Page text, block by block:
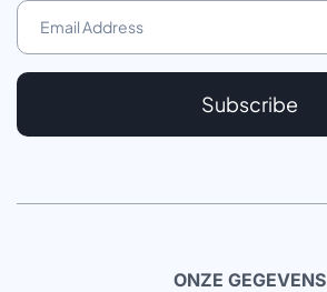
Subscribe
ONZE GEGEVENS